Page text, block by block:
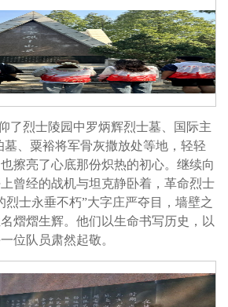
了烈士陵园中罗炳辉烈士墓、国际主
墓、粟裕将军骨灰撒放处等地，轻轻
擦亮了心底那份炽热的初心。继续向
曾经的战机与坦克静卧着，革命烈士
烈士永垂不朽”大字庄严夺目，墙壁之
熠熠生辉。他们以生命书写历史，以
位队员肃然起敬。